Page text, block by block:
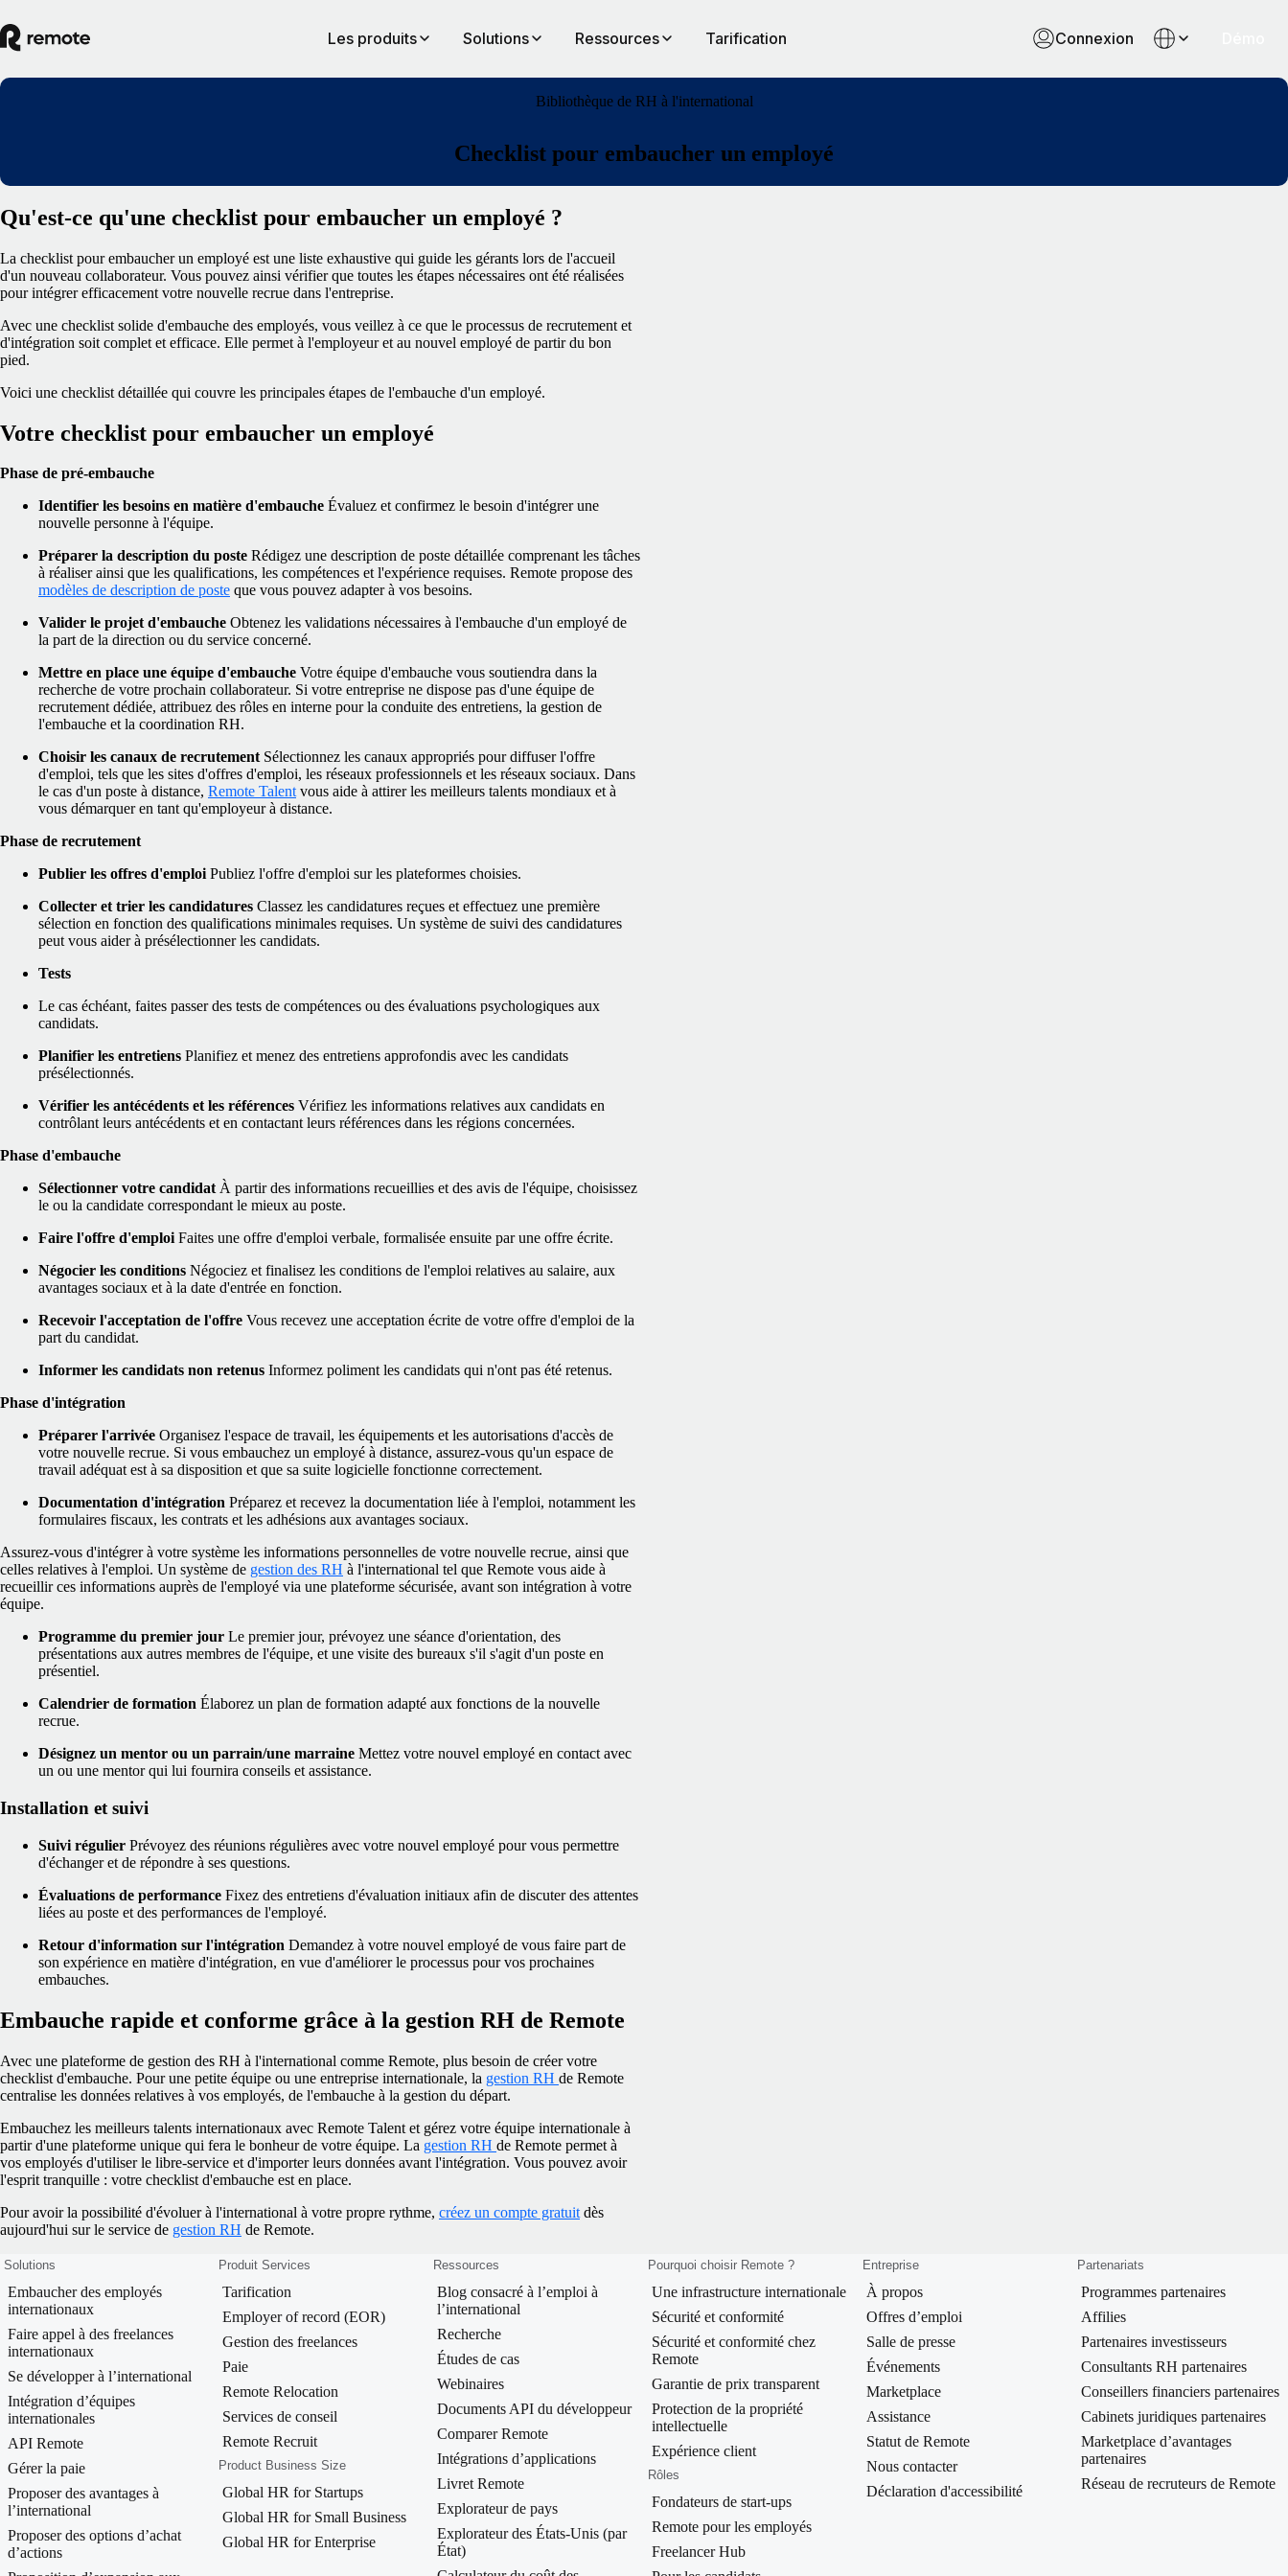
Les produits Solutions Ressources Tarification Connexion
Bibliothèque de RH à l'international
Checklist pour embaucher un employé
Qu'est-ce qu'une checklist pour embaucher un employé ?
La checklist pour embaucher un employé est une liste exhaustive qui guide les gérants lors de l'accueil
d'un nouveau collaborateur. Vous pouvez ainsi vérifier que toutes les étapes nécessaires ont été réalisées
pour intégrer efficacement votre nouvelle recrue dans l'entreprise.
Avec une checklist solide d'embauche des employés, vous veillez à ce que le processus de recrutement et
d'intégration soit complet et efficace. Elle permet à l'employeur et au nouvel employé de partir du bon
pied.
Voici une checklist détaillée qui couvre les principales étapes de l'embauche d'un employé.
Votre checklist pour embaucher un employé
Phase de pré-embauche
Identifier les besoins en matière d'embauche Évaluez et confirmez le besoin d'intégrer une
nouvelle personne à l'équipe.
Préparer la description du poste Rédigez une description de poste détaillée comprenant les tâches
à réaliser ainsi que les qualifications, les compétences et l'expérience requises. Remote propose des
modèles de description de poste que vous pouvez adapter à vos besoins.
Valider le projet d'embauche Obtenez les validations nécessaires à l'embauche d'un employé de
la part de la direction ou du service concerné.
Mettre en place une équipe d'embauche Votre équipe d'embauche vous soutiendra dans la
recherche de votre prochain collaborateur. Si votre entreprise ne dispose pas d'une équipe de
recrutement dédiée, attribuez des rôles en interne pour la conduite des entretiens, la gestion de
l'embauche et la coordination RH.
Choisir les canaux de recrutement Sélectionnez les canaux appropriés pour diffuser l'offre
d'emploi, tels que les sites d'offres d'emploi, les réseaux professionnels et les réseaux sociaux. Dans
le cas d'un poste à distance, Remote Talentvous aide à attirer les meilleurs talents mondiaux et à
vous démarquer en tant qu'employeur à distance.
Phase de recrutement
Publier les offres d'emploi Publiez l'offre d'emploi sur les plateformes choisies.
Collecter et trier les candidatures Classez les candidatures reçues et effectuez une première
sélection en fonction des qualifications minimales requises. Un système de suivi des candidatures
peut vous aider à présélectionner les candidats.
Tests
Le cas échéant, faites passer des tests de compétences ou des évaluations psychologiques aux
candidats.
Planifier les entretiens Planifiez et menez des entretiens approfondis avec les candidats
présélectionnés.
Vérifier les antécédents et les références Vérifiez les informations relatives aux candidats en
contrôlant leurs antécédents et en contactant leurs références dans les régions concernées.
Phase d'embauche
Sélectionner votre candidat À partir des informations recueillies et des avis de l'équipe, choisissez
le ou la candidate correspondant le mieux au poste.
Faire l'offre d'emploi Faites une offre d'emploi verbale, formalisée ensuite par une offre écrite.
Négocier les conditions Négociez et finalisez les conditions de l'emploi relatives au salaire, aux
avantages sociaux et à la date d'entrée en fonction.
Recevoir l'acceptation de l'offre Vous recevez une acceptation écrite de votre offre d'emploi de la
part du candidat.
Informer les candidats non retenus Informez poliment les candidats qui n'ont pas été retenus.
Phase d'intégration
Préparer l'arrivée Organisez l'espace de travail, les équipements et les autorisations d'accès de
votre nouvelle recrue. Si vous embauchez un employé à distance, assurez-vous qu'un espace de
travail adéquat est à sa disposition et que sa suite logicielle fonctionne correctement.
Documentation d'intégration Préparez et recevez la documentation liée à l'emploi, notamment les
formulaires fiscaux, les contrats et les adhésions aux avantages sociaux.
Assurez-vous d'intégrer à votre système les informations personnelles de votre nouvelle recrue, ainsi que
celles relatives à l'emploi. Un système de gestion des RH à l'international tel que Remote vous aide à
recueillir ces informations auprès de l'employé via une plateforme sécurisée, avant son intégration à votre
équipe.
Programme du premier jour Le premier jour, prévoyez une séance d'orientation, des
présentations aux autres membres de l'équipe, et une visite des bureaux s'il s'agit d'un poste en
présentiel.
Calendrier de formation Élaborez un plan de formation adapté aux fonctions de la nouvelle
recrue.
Désignez un mentor ou un parrain/une marraine Mettez votre nouvel employé en contact avec
un ou une mentor qui lui fournira conseils et assistance.
Installation et suivi
Suivi régulier Prévoyez des réunions régulières avec votre nouvel employé pour vous permettre
d'échanger et de répondre à ses questions.
Évaluations de performance Fixez des entretiens d'évaluation initiaux afin de discuter des attentes
liées au poste et des performances de l'employé.
Retour d'information sur l'intégration Demandez à votre nouvel employé de vous faire part de
son expérience en matière d'intégration, en vue d'améliorer le processus pour vos prochaines
embauches.
Embauche rapide et conforme grâce à la gestion RH de Remote
Avec une plateforme de gestion des RH à l'international comme Remote, plus besoin de créer votre
checklist d'embauche. Pour une petite équipe ou une entreprise internationale, la gestion RH de Remote
centralise les données relatives à vos employés, de l'embauche à la gestion du départ.
Embauchez les meilleurs talents internationaux avec Remote Talent et gérez votre équipe internationale à
partir d'une plateforme unique qui fera le bonheur de votre équipe. La gestion RH de Remote permet à
vos employés d'utiliser le libre-service et d'importer leurs données avant l'intégration. Vous pouvez avoir
l'esprit tranquille : votre checklist d'embauche est en place.
Pour avoir la possibilité d'évoluer à l'international à votre propre rythme, créez un compte gratuit dès
aujourd'hui sur le service de gestion RH de Remote.
Solutions
Embaucher des employés
internationaux
Faire appel à des freelances
internationaux
Se développer à l’international
Intégration d’équipes
internationales
API Remote
Gérer la paie
Proposer des avantages à
l’international
Proposer des options d’achat
d’actions
Produit Services
Tarification
Employer of record (EOR)
Gestion des freelances
Paie
Remote Relocation
Services de conseil
Remote Recruit
Product Business Size
Global HR for Startups
Global HR for Small Business
Global HR for Enterprise
Ressources
Blog consacré à l’emploi à
l’international
Recherche
Études de cas
Webinaires
Documents API du développeur
Comparer Remote
Intégrations d’applications
Livret Remote
Explorateur de pays
Explorateur des États-Unis (par
État)
Pourquoi choisir Remote ?
Une infrastructure internationale
Sécurité et conformité
Sécurité et conformité chez
Remote
Garantie de prix transparent
Protection de la propriété
intellectuelle
Expérience client
Rôles
Fondateurs de start-ups
Remote pour les employés
Freelancer Hub
Entreprise
À propos
Offres d’emploi
Salle de presse
Événements
Marketplace
Assistance
Statut de Remote
Nous contacter
Déclaration d'accessibilité
Partenariats
Programmes partenaires
Affilies
Partenaires investisseurs
Consultants RH partenaires
Conseillers financiers partenaires
Cabinets juridiques partenaires
Marketplace d’avantages
partenaires
Réseau de recruteurs de Remote